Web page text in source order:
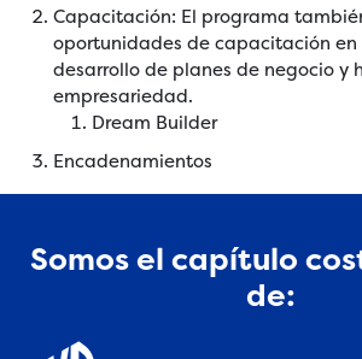
Capacitación: El programa
oportunidades de capacitación en
desarrollo de planes de negocio y
empresariedad.
Dream Builder
Encadenamientos
Somos el capítulo
de: